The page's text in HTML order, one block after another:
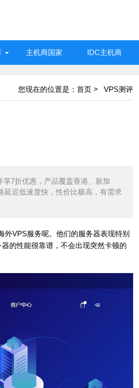
主机商国家 IDC主机商
您现在的位置是： 首页 > VPS测评
7折优惠，产品覆盖香港、新加
迟低速度快，性价比极高，有需求
VPS服务呢。他们的服务器表现特别
的性能很靠谱，不会出现突然卡顿的